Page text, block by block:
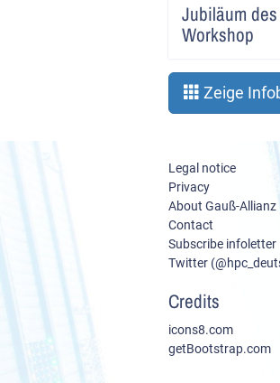
Jubiläum
Workshop
Zeige
Legal notice
Privacy
About Gauß-Allianz
Contact
Subscribe infoletter
Twitter
Credits
icons8.com
getBootstrap.com